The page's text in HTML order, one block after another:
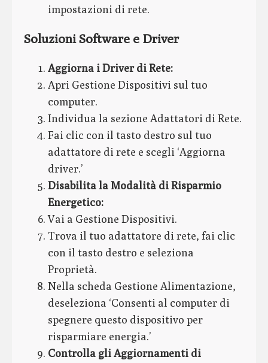
impostazioni di rete.
Soluzioni Software e Driver
Aggiorna i Driver di Rete:
Apri Gestione Dispositivi sul tuo
computer.
Individua la sezione Adattatori di Rete.
Fai clic con il tasto destro sul tuo
adattatore di rete e scegli ‘Aggiorna
driver.’
Disabilita la Modalità di Risparmio
Energetico:
Vai a Gestione Dispositivi.
Trova il tuo adattatore di rete, fai clic
con il tasto destro e seleziona
Proprietà.
Nella scheda Gestione Alimentazione,
deseleziona ‘Consenti al computer di
spegnere questo dispositivo per
risparmiare energia.’
Controlla gli Aggiornamenti di